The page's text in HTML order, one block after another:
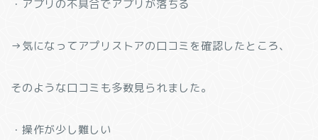
・アプリの不具合でアプリが落ちる
→気になってアプリストアの口コミを確認したところ、
そのような口コミも多数見られました。
・操作が少し難しい